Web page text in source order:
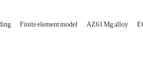
Finite element model AZ61 Mg alloy